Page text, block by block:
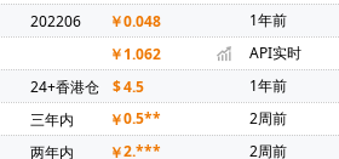
Anlogic(安路科技)(1) HEXIN(禾芯微)(1)
RYCHiP(蕊源)(1) Unilc(紫光国
202206 ￥0.048 1年前
￥1.062 API实时
24+香港仓 $4.5 1年前
三年内 ￥0.5** 2周前
两年内 ￥2.*** 2周前